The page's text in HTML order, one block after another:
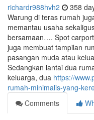
richardr988hvh2 358
Warung di teras rumah
memantau usaha
bersamaan…. Spot
juga membuat tampilan
pasangan muda atau
Sedangkan lantai dua
keluarga, dua https://
rumah-minimalis-yang-
Comments